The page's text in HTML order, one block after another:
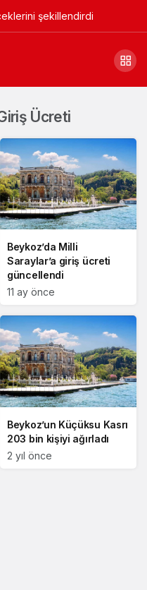
şekillendirdi
Ücreti
Beykoz’da Milli
Saraylar’a giriş ücreti
güncellendi
11 ay önce
Beykoz’un Küçüksu Kasrı
203 bin kişiyi ağırladı
2 yıl önce